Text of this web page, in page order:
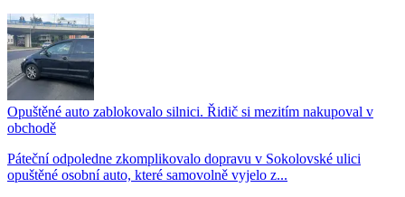
Opuštěné auto zablokovalo silnici. Řidič si mezitím nakupoval v
obchodě
Páteční odpoledne zkomplikovalo dopravu v Sokolovské ulici
opuštěné osobní auto, které samovolně vyjelo z...